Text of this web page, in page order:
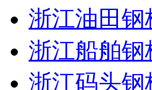
浙江油田钢
浙江船舶钢
浙江码头钢